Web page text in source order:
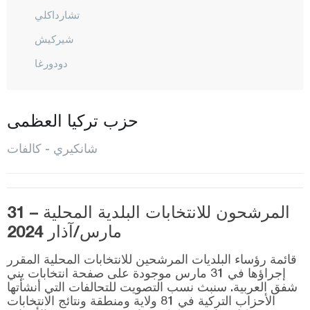
تشارداكلي
شيركيش
دودورغا
إيلغاز
كالفات
كورغون
كورشونلو
المركز
أورطا
شعبان أوزو
حزب تركيا العظمى
شانكيري - كالفات
المرشحون للانتخابات البلدية المحلية – 31
مارس/آذار 2024
قائمة رؤساء البلديات المرشحين للانتخابات المحلية المقرر
إجراؤها في 31 مارس موجودة على صفحة انتخابات يني
شفق العربية. سنبث نسب التصويت للتحالفات التي أنشأتها
الأحزاب التركية في 81 ولاية ومنطقة ونتائج الانتخابات